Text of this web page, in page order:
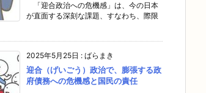
「迎合政治への危機感」は、今の日本
が直面する深刻な課題、すなわち、際限
2025年5月25日 : ばらまき
迎合（げいごう）政治で、膨張する政
府債務への危機感と国民の責任